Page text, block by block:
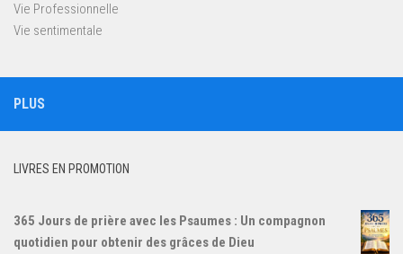
Vie Professionnelle
Vie sentimentale
PLUS
LIVRES EN PROMOTION
365 Jours de prière avec les Psaumes : Un compagnon
quotidien pour obtenir des grâces de Dieu